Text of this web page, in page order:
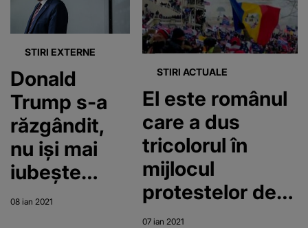
STIRI EXTERNE
Donald
Trump s-a
răzgândit,
nu iși mai
iubește
susținătorii
08 ian 2021
STIRI ACTUALE
El este românul
care a dus
tricolorul în
mijlocul
protestelor de la
Capitoliu
07 ian 2021